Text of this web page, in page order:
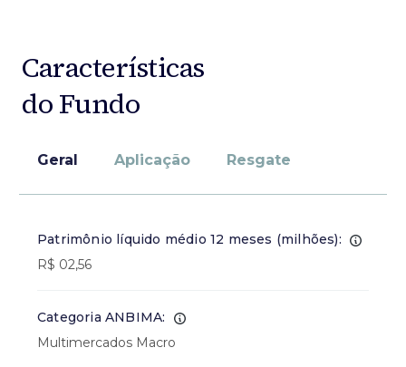
Características
do Fundo
Geral Aplicação Resgate
Patrimônio líquido médio 12 meses (milhões):
R$ 02,56
Categoria ANBIMA:
Multimercados Macro